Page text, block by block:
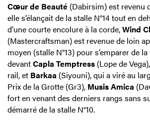
Cœur de Beauté (Dabirsim) est revenu
elle s’élançait de la stalle N°14 tout en
d’une courte encolure à la corde,Wind
(Mastercraftsman) est revenue de loin
moyen (stalle N°13) pour s’emparer de
devantCapla Temptress (Lope de
rail, et Barkaa (Siyouni), qui a viré au
Prix de la Grotte (Gr3), Musis Amica
fort en venant des derniers rangs sans
démarré de la stalle N°10.